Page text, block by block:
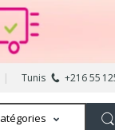
Tunis +216 55